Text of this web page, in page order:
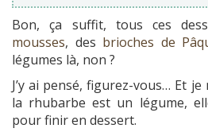
Bon, ça suffit, tous ces
mousses, des brioches de
légumes là, non ?
J’y ai pensé, figurez-vous… Et
la rhubarbe est un légume,
pour finir en dessert.